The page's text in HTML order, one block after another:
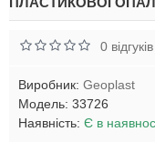
0 відгуків
Виробник: Geoplast
Модель: 33726
Наявність: Є в